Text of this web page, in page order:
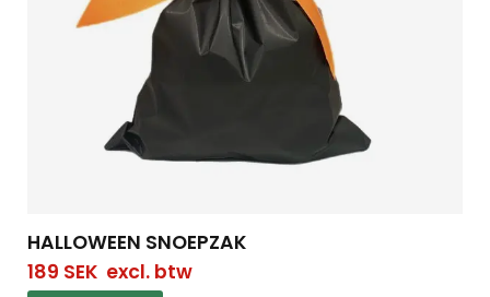
HALLOWEEN SNOEPZAK
189 SEKexcl. btw